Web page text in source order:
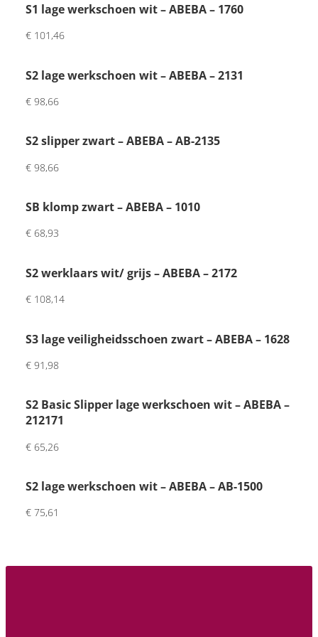
erg
e
fijne
jke
brief
inpa
vertr
maat
raad
S1 lage werkschoen wit – ABEBA – 1760
€ 101,46
S2 lage werkschoen wit – ABEBA – 2131
€ 98,66
S2 slipper zwart – ABEBA – AB-2135
€ 98,66
SB klomp zwart – ABEBA – 1010
€ 68,93
S2 werklaars wit/ grijs – ABEBA – 2172
€ 108,14
S3 lage veiligheidsschoen zwart – ABEBA – 1628
€ 91,98
S2 Basic Slipper lage werkschoen wit – ABEBA –
212171
€ 65,26
S2 lage werkschoen wit – ABEBA – AB-1500
€ 75,61